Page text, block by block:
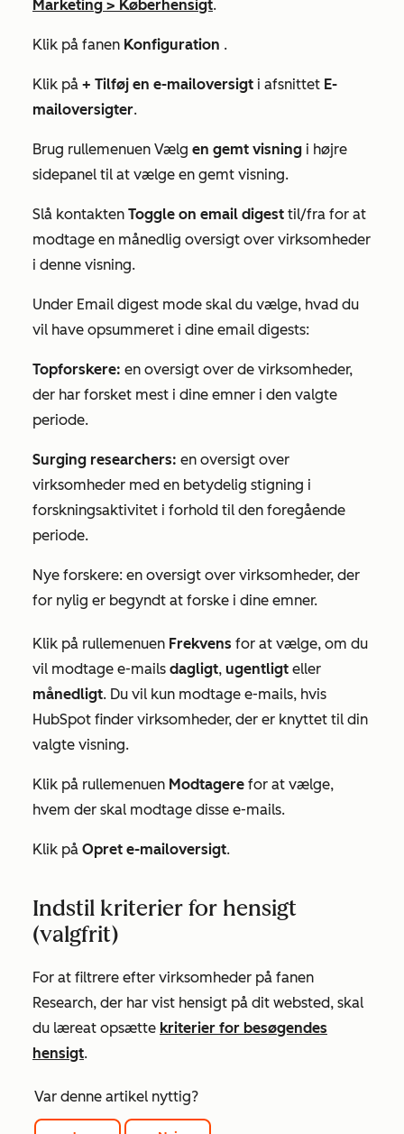
Marketing > Køberhensigt.
Klik på fanen Konfiguration .
Klik på + Tilføj en e-mailoversigt i afsnittet E-
mailoversigter.
Brug rullemenuen Vælg en gemt visning i højre
sidepanel til at vælge en gemt visning.
Slå kontakten Toggle on email digest til/fra for at
modtage en månedlig oversigt over virksomheder
i denne visning.
Under Email digest mode skal du vælge, hvad du
vil have opsummeret i dine email digests:
Topforskere: en oversigt over de virksomheder,
der har forsket mest i dine emner i den valgte
periode.
Surging researchers: en oversigt over
virksomheder med en betydelig stigning i
forskningsaktivitet i forhold til den foregående
periode.
Nye forskere: en oversigt over virksomheder, der
for nylig er begyndt at forske i dine emner.
Klik på rullemenuen Frekvens for at vælge, om du
vil modtage e-mails dagligt, ugentligt eller
månedligt. Du vil kun modtage e-mails, hvis
HubSpot finder virksomheder, der er knyttet til din
valgte visning.
Klik på rullemenuen Modtagere for at vælge,
hvem der skal modtage disse e-mails.
Klik på Opret e-mailoversigt.
Indstil kriterier for hensigt
(valgfrit)
For at filtrere efter virksomheder på fanen
Research, der har vist hensigt på dit websted, skal
du læreat opsætte kriterier for besøgendes
hensigt.
Var denne artikel nyttig?